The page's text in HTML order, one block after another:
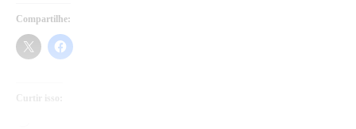
Compartilhe:
Curtir isso: